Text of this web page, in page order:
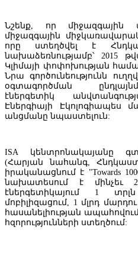
Հայաստանի բանկերի
բանկերի շահույթի 6-7% աճ
պորտֆելը 2026 թվականի
Նշենք, որ միջազգային
միջազգային
որը ստեղծվել է
նախաձեռնությամբ՝ 2015
Կլիմայի փոփոխության
Նրա գործունեությունն
օգտագործման
էներգետիկ
Էներգիայի Էկոլոգիապես
անցմանը նպաստելուն:
ISA կենտրոնակայանը
(Հարյան նահանգ,
իրականացնում է "Towards
նախատեսում է մինչեւ
էներգետիկայում 1
մոբիլիզացում, 1 մլրդ
հասանելիության
հզորությունների ստեղծում: